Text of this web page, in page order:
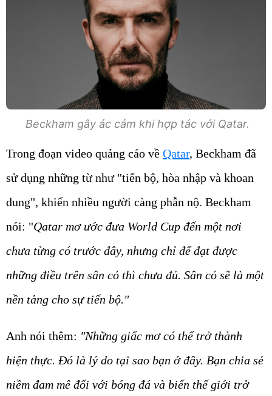
Beckham gây ác cảm khi hợp tác với Qatar.
Trong đoạn video quảng cáo về Qatar, Beckham đã
sử dụng những từ như "tiến bộ, hòa nhập và khoan
dung", khiến nhiều người càng phẫn nộ. Beckham
nói: "Qatar mơ ước đưa World Cup đến một nơi
chưa từng có trước đây, nhưng chỉ để đạt được
những điều trên sân cỏ thì chưa đủ. Sân cỏ sẽ là một
nền tảng cho sự tiến bộ."
Anh nói thêm: "Những giấc mơ có thể trở thành
hiện thực. Đó là lý do tại sao bạn ở đây. Bạn chia sẻ
niềm đam mê đối với bóng đá và biến thế giới trở